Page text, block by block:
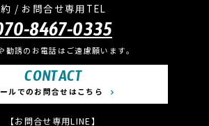
/ お問合せ専用TEL
8467-0335
誘のお電話はご遠慮願います。
CONTACT
ルでのお問合せはこちら
【お問合せ専用LINE】